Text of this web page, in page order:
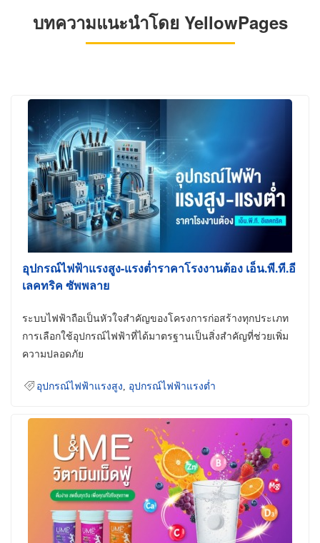
บทความแนะนำโดย YellowPages
อุปกรณ์ไฟฟ้าแรงสูง-แรงต่ำราคาโรงงานต้อง เอ็น.พี.ที.อี
เลคทริค ซัพพลาย
ระบบไฟฟ้าถือเป็นหัวใจสำคัญของโครงการก่อสร้างทุกประเภท
การเลือกใช้อุปกรณ์ไฟฟ้าที่ได้มาตรฐานเป็นสิ่งสำคัญที่ช่วยเพิ่ม
ความปลอดภัย
อุปกรณ์ไฟฟ้าแรงสูง อุปกรณ์ไฟฟ้าแรงต่ำ